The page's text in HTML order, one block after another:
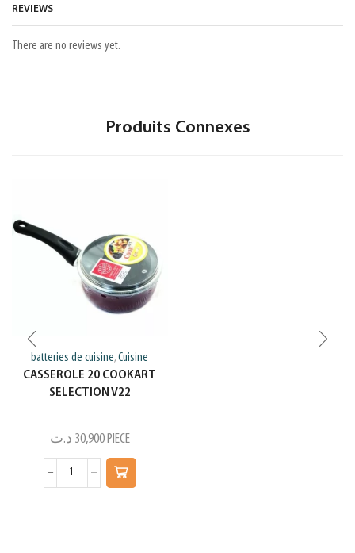
REVIEWS
There are no reviews yet.
Produits Connexes
batteries de cuisine,Cuisine
CASSEROLE 20 COOKART
SELECTION V22
30,900 د.ت PIECE